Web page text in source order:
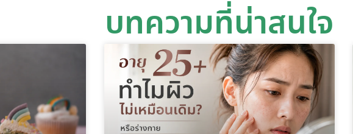
บทความที่น่าสนใจ